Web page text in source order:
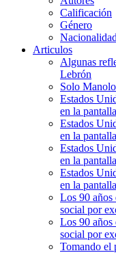
Calificación
Género
Articulos
Algunas
Lebrón
Solo
Estados
en la
Estados
en la
Estados
en la
Estados
en la
Los 90 años
social por
Los 90 años
social por
Tomando el